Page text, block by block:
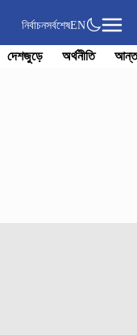
নির্বাচনসর্বশেষEN
দেশজুড়ে অর্থনীতি